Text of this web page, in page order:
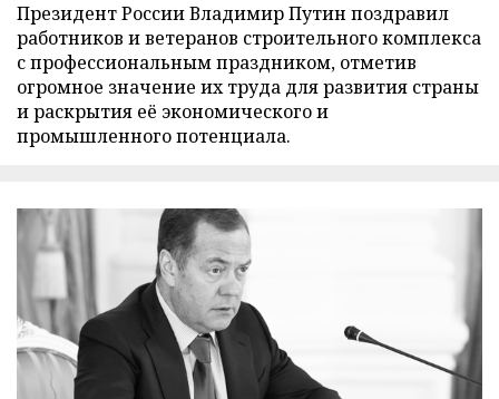
Президент России Владимир Путин поздравил
работников и ветеранов строительного комплекса
с профессиональным праздником, отметив
огромное значение их труда для развития страны
и раскрытия её экономического и
промышленного потенциала.